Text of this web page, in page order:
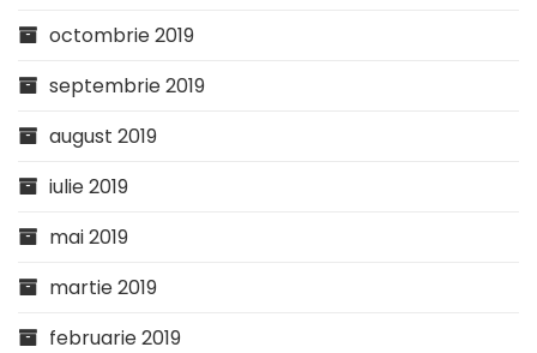
octombrie 2019
septembrie 2019
august 2019
iulie 2019
mai 2019
martie 2019
februarie 2019